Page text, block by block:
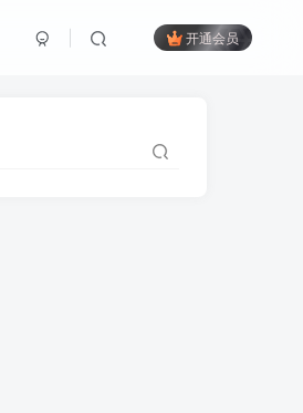
开通会员